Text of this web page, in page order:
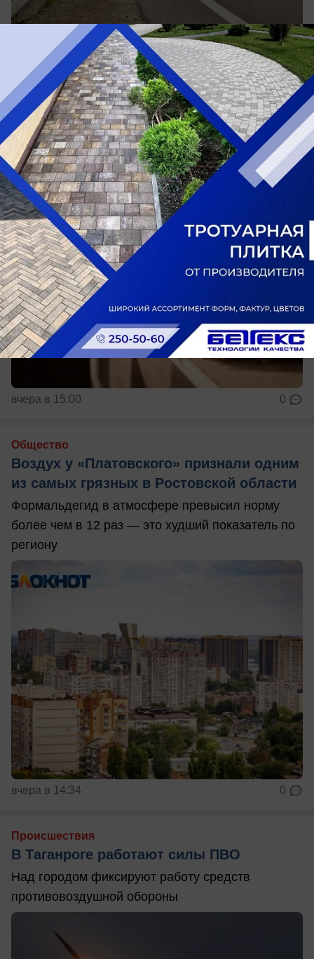
вчера в 15:35 0
Общество
Вечера созданы для бани: в City Creek
действует новая выгодная акция
В августе после 18:00 вход со скидкой 50%
вчера в 15:00 0
Общество
Воздух у «Платовского» признали одним
из самых грязных в Ростовской области
Формальдегид в атмосфере превысил норму
более чем в 12 раз — это худший показатель по
региону
вчера в 14:34 0
Происшествия
В Таганроге работают силы ПВО
Над городом фиксируют работу средств
противовоздушной обороны